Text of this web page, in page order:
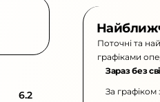
6.2
Поточні та
графіками
Зараз без
За графіком